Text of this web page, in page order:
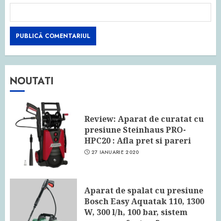
NOUTATI
Review: Aparat de curatat cu
presiune Steinhaus PRO-
HPC20 : Afla pret si pareri
27 IANUARIE 2020
Aparat de spalat cu presiune
Bosch Easy Aquatak 110, 1300
W, 300 l/h, 100 bar, sistem